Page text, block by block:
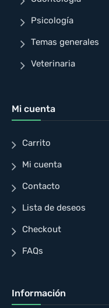
Psicología
Temas generales
Veterinaria
Mi cuenta
Carrito
Mi cuenta
Contacto
Lista de deseos
Checkout
FAQs
Información